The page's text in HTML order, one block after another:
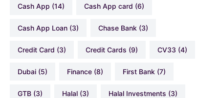
Cash App (14) Cash App card (6)
Cash App Loan (3) Chase Bank (3)
Credit Card (3) Credit Cards (9) CV33 (4)
Dubai (5) Finance (8) First Bank (7)
GTB (3) Halal (3) Halal Investments (3)